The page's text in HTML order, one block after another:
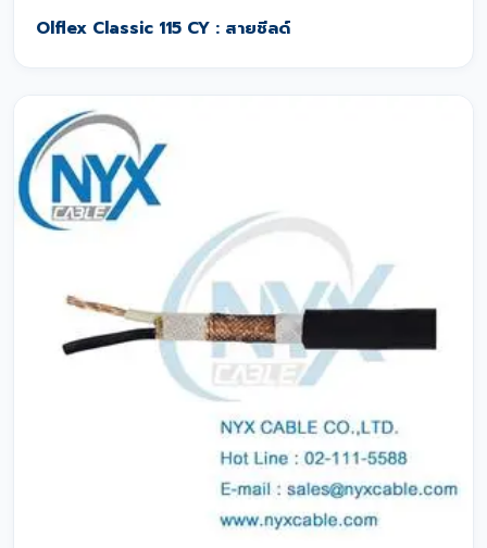
Olflex Classic 115 CY : สายชีลด์